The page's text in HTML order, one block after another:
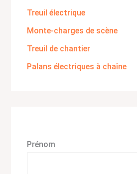
Treuil électrique
Monte-charges de scène
Treuil de chantier
Palans électriques à chaîne
Prénom